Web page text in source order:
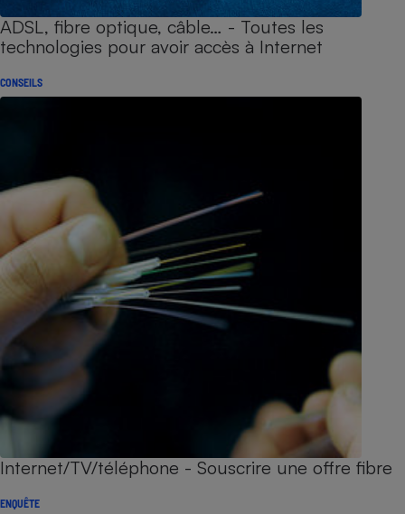
ADSL, fibre optique, câble… - Toutes les
technologies pour avoir accès à Internet
CONSEILS
Internet/TV/téléphone - Souscrire une offre fibre
ENQUÊTE